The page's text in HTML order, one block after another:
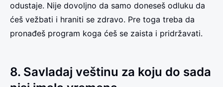
odustaje. Nije dovoljno da samo doneseš odluku da
ćeš vežbati i hraniti se zdravo. Pre toga treba da
pronađeš program koga ćeš se zaista i pridržavati.
8. Savladaj veštinu za koju do sada